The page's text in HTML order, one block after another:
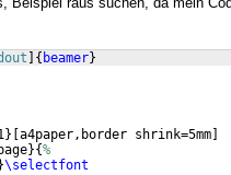
{ beamer}
} a4paper,border shrink=5mm
}{%
}\selectfont